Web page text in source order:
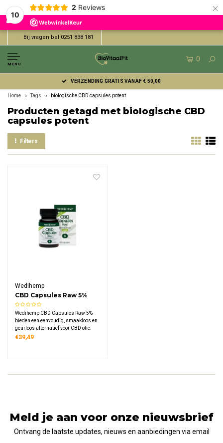
10
2 Reviews ×
Bij vragen bel 0251 838 181
MENU
0
VERZENDING GRATIS VANAF € 50,00
Home Tags biologische CBD capsules potent
Producten getagd met biologische CBD
capsules potent
Filters
Wedihemp
CBD Capsules Raw 5%
(60st)
Wedihemp CBD Capsules Raw 5%
bieden een eenvoudig, smaakloos en
geurloos alternatief voor CBD olie.
Deze full-spectrum capsules zijn
€39,49
Meld je aan voor onze nieuwsbrief
Ontvang de laatste updates, nieuws en aanbiedingen via email